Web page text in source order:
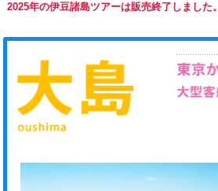
2025年の伊豆諸島ツアーは販売終了しました。